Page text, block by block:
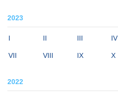
2023
I II III IV
VII VIII IX X
2022